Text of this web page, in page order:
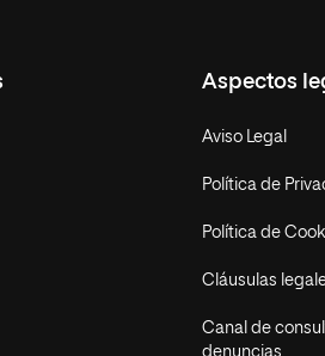
Aspectos
Aviso Legal
Política de
Política de
Cláusulas
Canal de
denuncias